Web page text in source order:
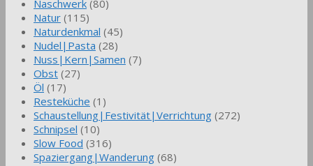
Naschwerk (80)
Natur (115)
Naturdenkmal (45)
Nudel|Pasta (28)
Nuss|Kern|Samen (7)
Obst (27)
Öl (17)
Resteküche (1)
Schaustellung|Festivität|Verrichtung (272)
Schnipsel (10)
Slow Food (316)
Spaziergang|Wanderung (68)